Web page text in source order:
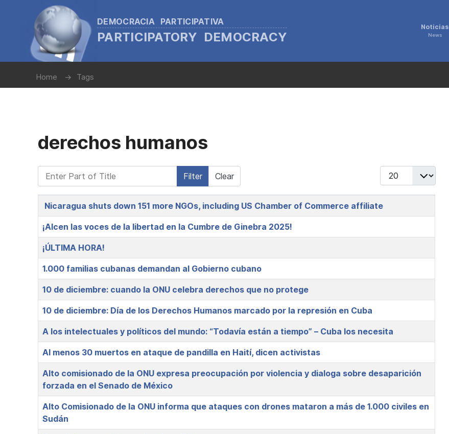
DEMOCRACIA PARTICIPATIVA
PARTICIPATORY DEMOCRACY
Noticias
News
Home Tags
derechos humanos
Enter Part of Title Filter Clear Display #
Title
Nicaragua shuts down 151 more NGOs, including US Chamber of Commerce affiliate
¡Alcen las voces de la libertad en la Cumbre de Ginebra 2025!
¡ÚLTIMA HORA!
1.000 familias cubanas demandan al Gobierno cubano
10 de diciembre: cuando la ONU celebra derechos que no protege
10 de diciembre: Día de los Derechos Humanos marcado por la represión en Cuba
A los intelectuales y políticos del mundo: “Todavía están a tiempo” – Cuba los necesita
Al menos 30 muertos en ataque de pandilla en Haití, dicen activistas
Alto comisionado de la ONU expresa preocupación por violencia y dialoga sobre desaparición
forzada en el Senado de México
Alto Comisionado de la ONU informa que ataques con drones mataron a más de 1.000 civiles en
Sudán